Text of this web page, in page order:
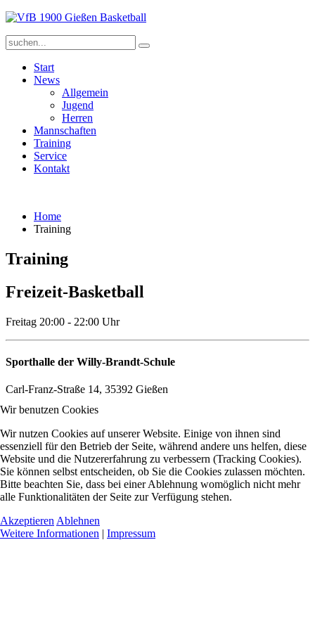
Start
News
Allgemein
Jugend
Herren
Mannschaften
Training
Service
Kontakt
Home
Training
Training
Freizeit-Basketball
Freitag 20:00 - 22:00 Uhr
Sporthalle der Willy-Brandt-Schule
Carl-Franz-Straße 14, 35392 Gießen
Wir benutzen Cookies
Wir nutzen Cookies auf unserer Website. Einige von ihnen sind
essenziell für den Betrieb der Seite, während andere uns helfen, diese
Website und die Nutzererfahrung zu verbessern (Tracking Cookies).
Sie können selbst entscheiden, ob Sie die Cookies zulassen möchten.
Bitte beachten Sie, dass bei einer Ablehnung womöglich nicht mehr
alle Funktionalitäten der Seite zur Verfügung stehen.
Akzeptieren Ablehnen
Weitere Informationen | Impressum